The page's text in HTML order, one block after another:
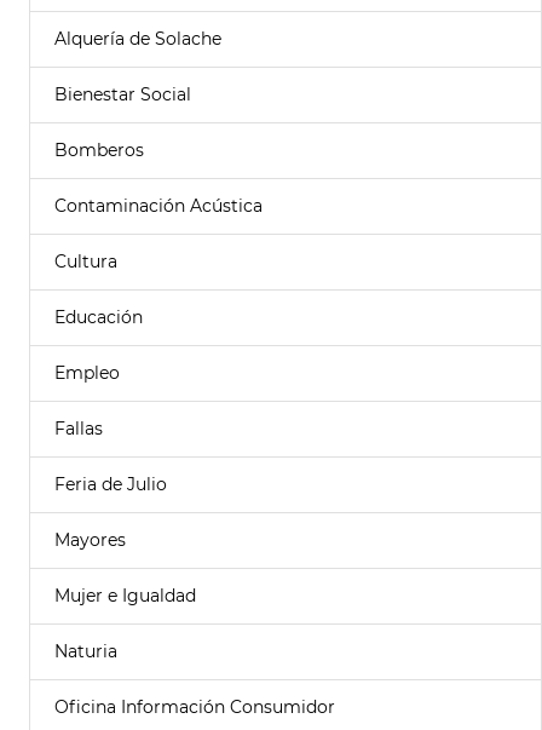
Alquería de Solache
Bienestar Social
Bomberos
Contaminación Acústica
Cultura
Educación
Empleo
Fallas
Feria de Julio
Mayores
Mujer e Igualdad
Naturia
Oficina Información Consumidor